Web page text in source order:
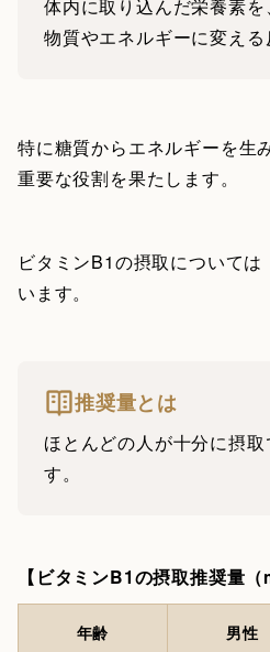
体内に取り込んだ栄養素
物質やエネルギーに変える
特に糖質からエネルギーを生
重要な役割を果たします。
ビタミンB1の摂取について
います。
推奨量とは
ほとんどの人が十分に摂
す。
【ビタミンB1の摂取推奨量（
年齢 男性